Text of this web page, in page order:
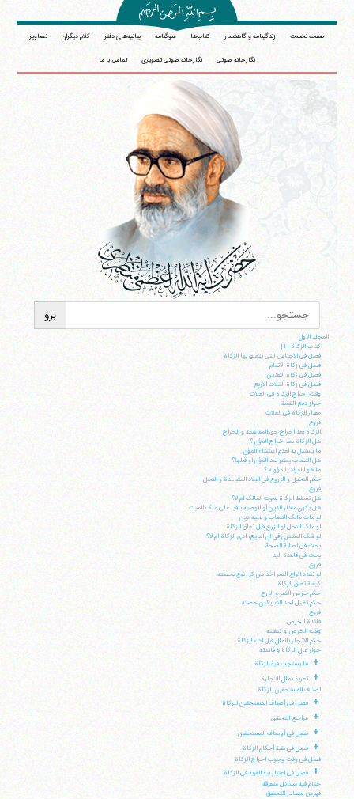
صفحه نخست زندگینامه و گاهشمار کتاب‌ها سوگنامه بیانیه‌های دفتر کلام دیگران تصاویر
نگارخانه صوتی نگارخانه صوتی تصویری تماس با ما
المجلد الاول
کتاب الزکاة |1|
فصل فی الاجناس التی تتعلق بها الزکاة
فصل فی زکاة الانعام
فصل فی زکاة النقدین
فصل فی زکاة الغلات الاربع
وقت اخراج الزکاة فی الغلات
جواز دفع القیمة
مقدار الزکاة فی الغلات
فروع
الزکاة بعد اخراج حق المقاسمة و الخراج
هل الزکاة بعد اخراج المؤن ؟
ما یستدل به لعدم استثناء المؤن
هل النصاب یعتبر بعد المؤن او قبلها؟
ما هو ا لمراد بالمؤونة ؟
حکم النخیل و الزروع فی البلاد المتباعدة و النخل ا
فروع
هل تسقط الزکاة بموت المالک ام لا؟
هل یکون مقدار الدین أو الوصیة باقیا علی ملک المیت
لو مات مالک النصاب و علیه دین
لو ملک النخل او الزرع قبل تعلق الزکاة
لو شک المشتری فی ان البایع، ادی الزکاة ام لا؟
بحث فی اصالة الصحة
بحث فی قاعدة الید
فروع
لو تعدد انواع التمر اخذ من کل نوع بحصته
کیفیة تعلق الزکاة
حکم خرص الثمر و الزرع
حکم تقبیل احد الشریکین حصته
فروع
فائدة الخرص
وقت الخرص و کیفیته
حکم الاتجار بالمال قبل اداء الزکاة
جواز عزل الزکاة و فائدته
+ ما یستجب فیه الزکاة
+
تعریف مال التجارة
اصناف المستحقین للزکاة
+ فصل فی أصناف المستحقین للزکاة
+ مراجع التحقیق
+ فصل فی أوصاف المستحقین
+
فصل فی بقیة أحکام الزکاة
فصل فی وقت وجوب اخراج الزکاة
+
فصل فی اعتبار نیة القربة فی الزکاة
ختام فیه مسائل متفرقة
فهرس مصادر التحقیق